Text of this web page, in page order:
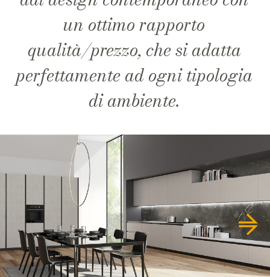
un ottimo rapporto
qualità/prezzo, che si adatta
perfettamente ad ogni tipologia
di ambiente.